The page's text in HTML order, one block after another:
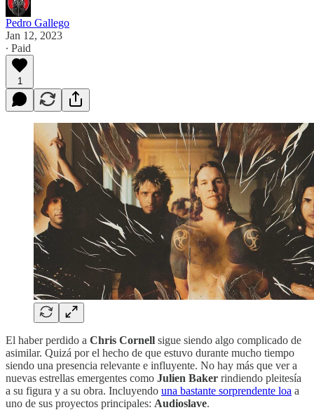
Pedro Gallego
Jan 12, 2023
∙ Paid
1
El haber perdido a Chris Cornell sigue siendo algo complicado de
asimilar. Quizá por el hecho de que estuvo durante mucho tiempo
siendo una presencia relevante e influyente. No hay más que ver a
nuevas estrellas emergentes como Julien Baker rindiendo pleitesía
a su figura y a su obra. Incluyendo una bastante sorprendente loa a
uno de sus proyectos principales: Audioslave.